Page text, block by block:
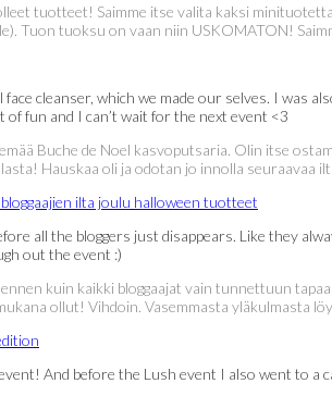
tuotteet! Saimme itse valita kaksi
Tuon tuoksu on vaan niin USKOMATON!
cleanser, which we made our selves. I was
fun and I can’t wait for the next event <3
Buche de Noel kasvoputsaria. Olin itse
Hauskaa oli ja odotan jo innolla seuraavaa
all the bloggers just disappears. Like they
out the event :)
kuin kaikki bloggaajat vain tunnettuun
ollut! Vihdoin. Vasemmasta yläkulmasta
And before the Lush event I also went to a